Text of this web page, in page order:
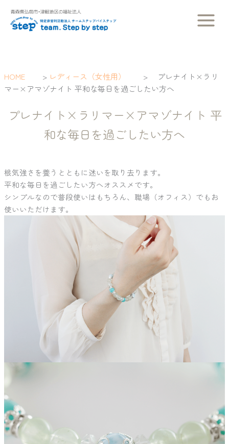
プHOME > レディース（女性用） >
プレナイト×ラリ
マー×アマゾナイト 平和な毎日を過ごしたい方へ
プレナイト×ラリマー×アマゾナイト 平
和な毎日を過ごしたい方へ
根気強さを養うとともに迷いを取り去ります。
平和な毎日を過ごしたい方へオススメです。
シンプルなので普段使いはもちろん、職場（オフィス）でもお
使いいただけます。